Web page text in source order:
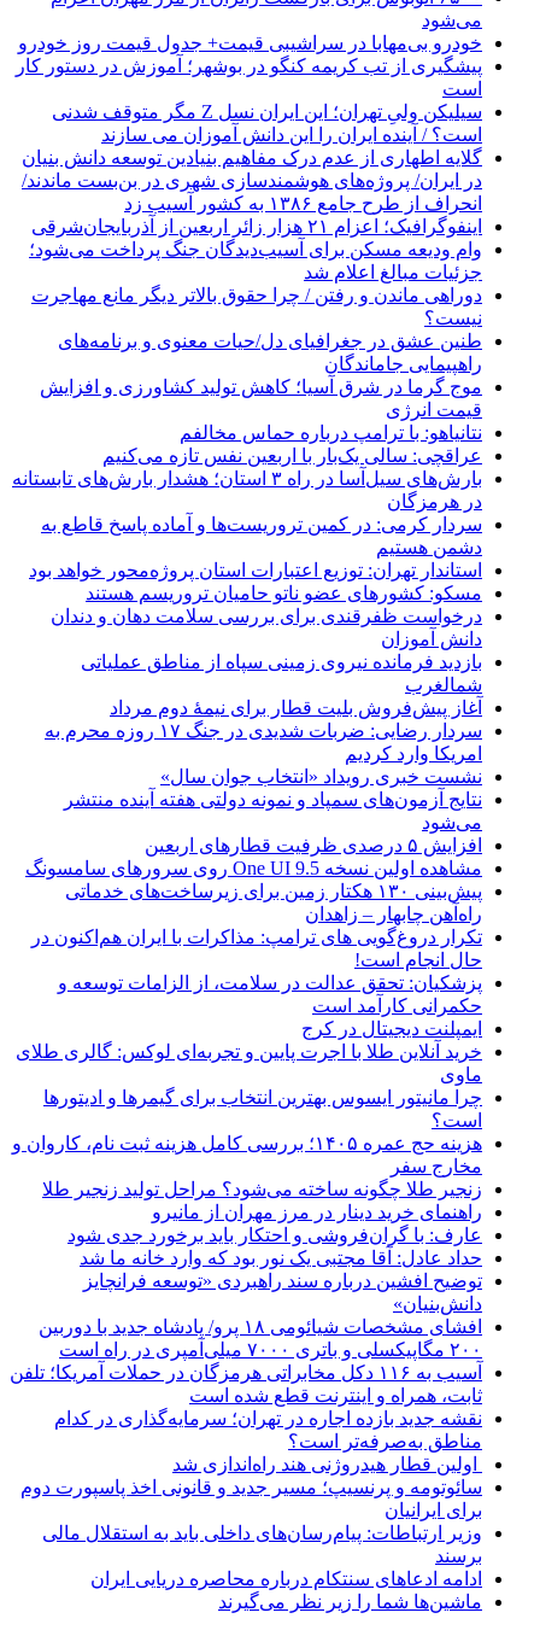
می‌شود
خودرو بی‌مهابا در سراشیبی قیمت+ جدول قیمت روز خودرو
پیشگیری از تب کریمه کنگو در بوشهر؛ آموزش در دستور کار
است
سیلیکن ولیِ تهران؛ این ایران نسل Z مگر متوقف شدنی
است؟ / آینده ایران را این دانش آموزان می سازند
گلایه اطهاری از عدم درک مفاهیم بنیادین توسعه دانش بنیان
در ایران/ پروژه‌های هوشمندسازی شهری در بن‌بست ماندند/
انحراف از طرح جامع ۱۳۸۶ به کشور آسیب زد
اینفوگرافیک؛ اعزام ۲۱ هزار زائر اربعین از آذربایجان‌شرقی
وام ودیعه مسکن برای آسیب‌دیدگان جنگ پرداخت می‌شود؛
جزئیات مبالغ اعلام شد
دوراهی ماندن و رفتن / چرا حقوق بالاتر دیگر مانع مهاجرت
نیست؟
طنین عشق در جغرافیای دل/حیات معنوی و برنامه‌های
راهپیمایی جاماندگان
موج گرما در شرق آسیا؛ کاهش تولید کشاورزی و افزایش
قیمت انرژی
نتانیاهو: با ترامپ درباره حماس مخالفم
عراقچی: سالی یک‌بار با اربعین نفس تازه می‌کنیم
بارش‌های سیل‌آسا در راه ۳ استان؛ هشدار بارش‌های تابستانه
در هرمزگان
سردار کرمی: در کمین تروریست‌ها و آماده پاسخ قاطع به
دشمن هستیم
استاندار تهران: توزیع اعتبارات استان پروژه‌محور خواهد بود
مسکو: کشورهای عضو ناتو حامیان تروریسم هستند
درخواست ظفرقندی برای بررسی سلامت دهان و دندان
دانش آموزان
بازدید فرمانده نیروی زمینی سپاه از مناطق عملیاتی
شمالغرب
آغاز پیش‌فروش بلیت قطار برای نیمۀ دوم مرداد
سردار رضایی: ضربات شدیدی در جنگ ۱۷ روزه محرم به
امریکا وارد کردیم
نشست خبری رویداد «انتخاب جوان سال»
نتایج آزمون‌های سمپاد و نمونه دولتی هفته آینده منتشر
می‌شود
افزایش ۵ درصدی ظرفیت قطارهای اربعین
مشاهده اولین نسخه One UI 9.5 روی سرورهای سامسونگ
پیش‌بینی ۱۳۰ هکتار زمین برای زیرساخت‌های خدماتی
راه‌آهن چابهار – زاهدان
تکرار دروغ‌گویی های ترامپ: مذاکرات با ایران هم‌اکنون در
حال انجام است!
پزشکیان: تحقق عدالت در سلامت، از الزامات توسعه و
حکمرانی کارآمد است
ایمپلنت دیجیتال در کرج
خرید آنلاین طلا با اجرت پایین و تجربه‌ای لوکس: گالری طلای
ماوی
چرا مانیتور ایسوس بهترین انتخاب برای گیمرها و ادیتورها
است؟
هزینه حج عمره ۱۴۰۵؛ بررسی کامل هزینه ثبت نام، کاروان و
مخارج سفر
زنجیر طلا چگونه ساخته می‌شود؟ مراحل تولید زنجیر طلا
راهنمای خرید دینار در مرز مهران از مانیرو
عارف: با گران‌فروشی و احتکار باید برخورد جدی شود
حداد عادل: آقا مجتبی یک نور بود که وارد خانه ما شد
توضیح افشین درباره سند راهبردی «توسعه فرانچایز
دانش‌بنیان»
افشای مشخصات شیائومی ۱۸ پرو/ پادشاه جدید با دوربین
۲۰۰ مگاپیکسلی و باتری ۷۰۰۰ میلی‌آمپری در راه است
آسیب به ۱۱۶ دکل مخابراتی هرمزگان در حملات آمریکا؛ تلفن
ثابت، همراه و اینترنت ‌قطع شده است
نقشه جدید بازده اجاره در تهران؛ سرمایه‌گذاری در کدام
مناطق به‌صرفه‌تر است؟
اولین قطار هیدروژنی هند راه‌اندازی شد
سائوتومه و پرنسیپ؛ مسیر جدید و قانونی اخذ پاسپورت دوم
برای ایرانیان
وزیر ارتباطات: پیام‌رسان‌های داخلی باید به استقلال مالی
برسند
ادامه ادعاهای سنتکام درباره محاصره دریایی ایران
ماشین‌ها شما را زیر نظر می‌گیرند